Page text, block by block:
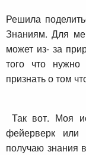
Решила
Знаниям. Для
может из- за
того что
признать о том
Так вот. Моя
фейерверк или
получаю знания